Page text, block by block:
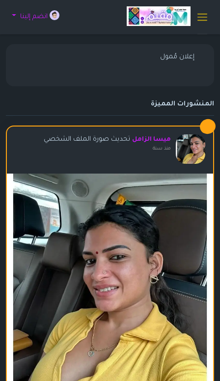
انضم إلينا
إعلان مُمول
المنشورات المميزة
ميسا الزامل تحديث صورة الملف الشخصي
منذ سنة